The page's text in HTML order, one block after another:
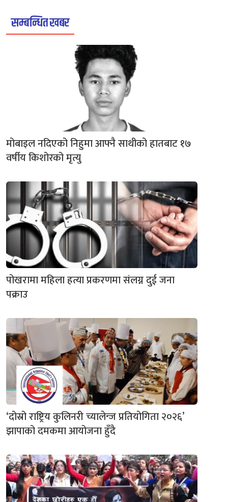
सम्बन्धित खबर
मोबाइल नदिएको निहुमा आफ्नै साथीको हातबाट १७
वर्षीय किशोरको मृत्यु
पोखरामा महिला हत्या प्रकरणमा संलग्न दुई जना
पक्राउ
‘दोस्रो राष्ट्रिय कुलिनरी च्यालेन्ज प्रतियोगिता २०२६’
झापाको दमकमा आयोजना हुँदै